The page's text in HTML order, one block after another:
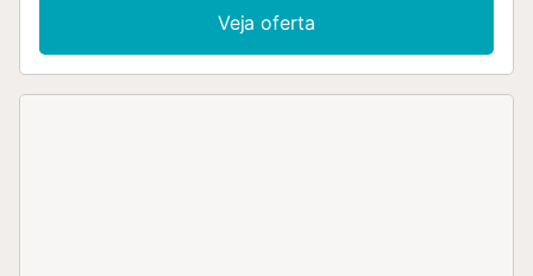
privativa e roupeiro; 3 quartos que partilham uma casa de
banho; casa de banho de serviço separada. Garagem
ampla com acesso direto à casa. A propriedade está
Veja oferta